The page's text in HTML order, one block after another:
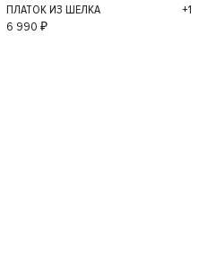
S
ПЛАТОК ИЗ ШЕЛКА
+1
6 990 ₽